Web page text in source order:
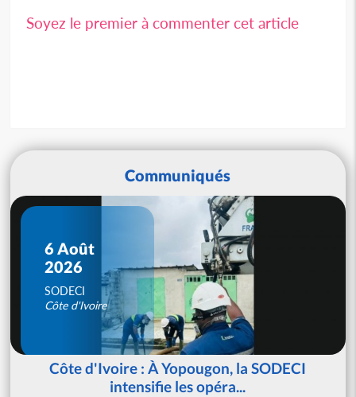
Soyez le premier à commenter cet article
Communiqués
6 Août
2026
SODECI
Côte d'Ivoire
Côte d'Ivoire : À Yopougon, la SODECI
intensifie les opéra...